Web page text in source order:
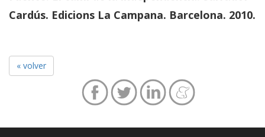
Cardús. Edicions La Campana. Barcelona. 2010.
« volver